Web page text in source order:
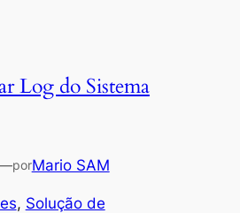
Log do Sistema
porMario SAM
, Solução de